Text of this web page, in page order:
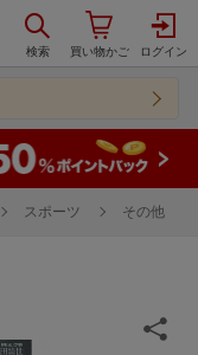
スポーツ その他